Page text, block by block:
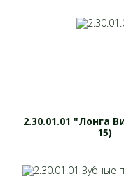
2.30.01.01 "Лонга
15)